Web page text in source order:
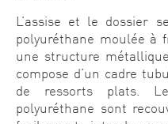
L’assise et le dossier
polyuréthane moulée à
une structure
compose d’un cadre
de ressorts plats.
polyuréthane sont